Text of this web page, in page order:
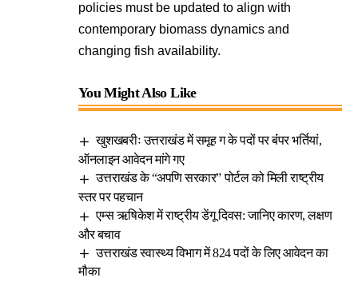
policies must be updated to align with
contemporary biomass dynamics and
changing fish availability.
You Might Also Like
खुशखबरीः उत्तराखंड में समूह ग के पदों पर बंंपर भर्तियां,
ऑनलाइन आवेदन मांगे गए
उत्तराखंड के “अपणि सरकार” पोर्टल को मिली राष्ट्रीय
स्तर पर पहचान
एम्स ऋषिकेश में राष्ट्रीय डेंगू दिवस: जानिए कारण, लक्षण
और बचाव
उत्तराखंड स्वास्थ्य विभाग में 824 पदों के लिए आवेदन का
मौका